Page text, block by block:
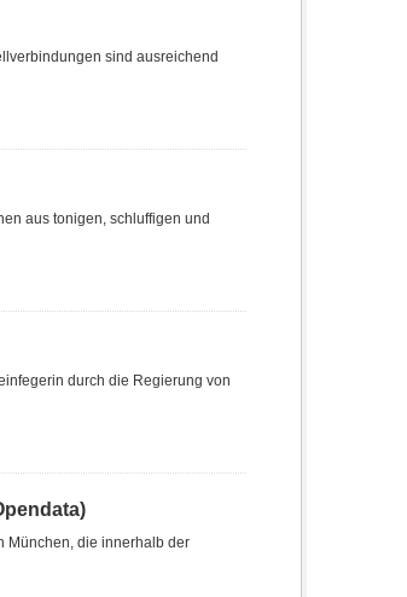
sind ausreichend
aus tonigen, schluffigen und
durch die Regierung von
München, die innerhalb der